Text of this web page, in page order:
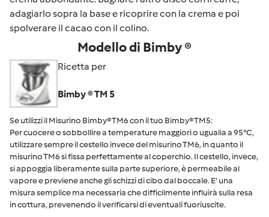
adagiarlo sopra la base e ricoprire con la crema e poi
spolverare il cacao con il colino.
Modello di Bimby ®
Ricetta per
Bimby ® TM 5
Se utilizzi il Misurino Bimby® TM6 con il tuo Bimby® TM5:
Per cuocere o sobbollire a temperature maggiori o ugualia a 95°C,
utilizzare sempre il cestello invece del misurino TM6, in quanto il
misurino TM6 si fissa perfettamente al coperchio. Il cestello, invece,
si appoggia liberamente sulla parte superiore, è permeabile al
vapore e previene anche gli schizzi di cibo dal boccale. E' una
misura semplice ma necessaria che difficilmente influirà sulla resa
in cottura, prevenendo il verificarsi di eventuali fuoriuscite.